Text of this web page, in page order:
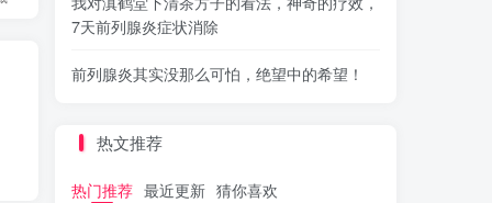
7天前列腺炎症状消除
前列腺炎其实没那么可怕，绝望中的希望！
热文推荐
热门推荐 最近更新 猜你喜欢